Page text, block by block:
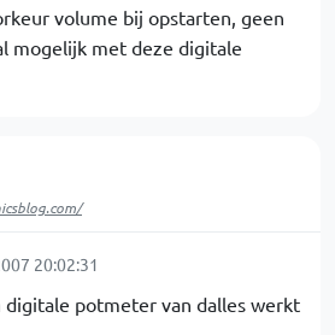
volume bij opstarten, geen
mogelijk met deze digitale
20:02:31
digitale potmeter van dalles werkt